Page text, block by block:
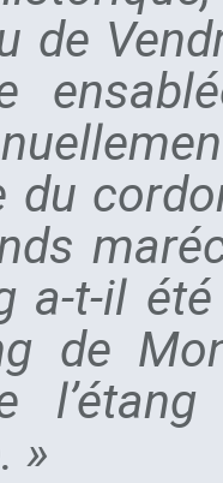
de
du
a-t-il
de
»